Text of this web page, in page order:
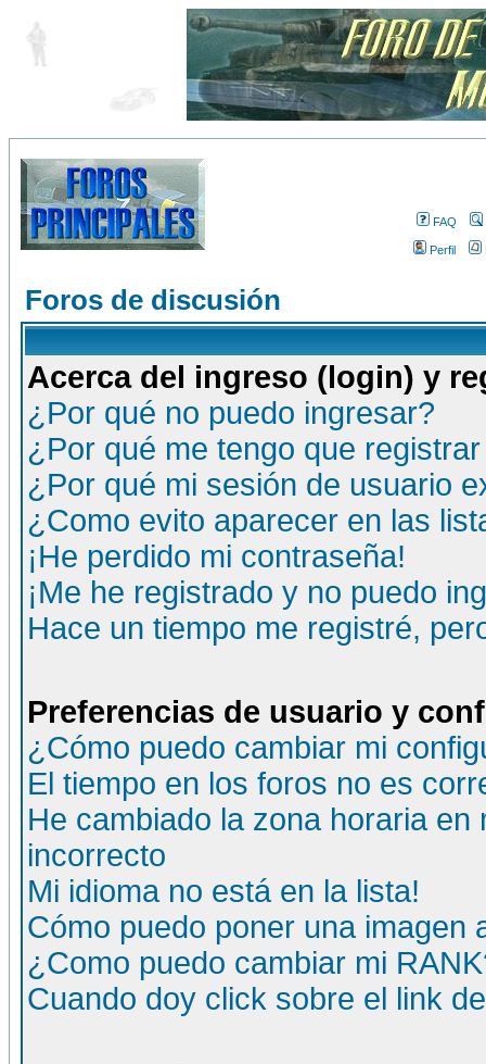
FAQ
Perfil
Foros de discusión
Acerca del ingreso (login) y
¿Por qué no puedo ingresar?
¿Por qué me tengo que
¿Por qué mi sesión de usuario
¿Como evito aparecer en las
¡He perdido mi contraseña!
¡Me he registrado y no puedo
Hace un tiempo me registré,
Preferencias de usuario y
¿Cómo puedo cambiar mi
El tiempo en los foros no es
He cambiado la zona horaria
incorrecto
Mi idioma no está en la lista!
Cómo puedo poner una imagen
¿Como puedo cambiar mi
Cuando doy click sobre el link